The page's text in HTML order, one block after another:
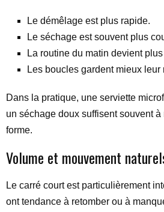
Le démêlage est plus rapide.
Le séchage est souvent plus
La routine du matin devient
Les boucles gardent mieux leur
Dans la pratique, une serviette
un séchage doux suffisent souvent à
forme.
Volume et mouvement
Le carré court est particulièrement
ont tendance à retomber ou à